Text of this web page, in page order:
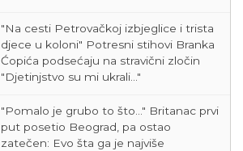
"Na cesti Petrovačkoj izbjeglice i trista
djece u koloni" Potresni stihovi Branka
Ćopića podsećaju na stravični zločin
"Djetinjstvo su mi ukrali..."
"Pomalo je grubo to što..." Britanac prvi
put posetio Beograd, pa ostao
zatečen: Evo šta ga je najviše